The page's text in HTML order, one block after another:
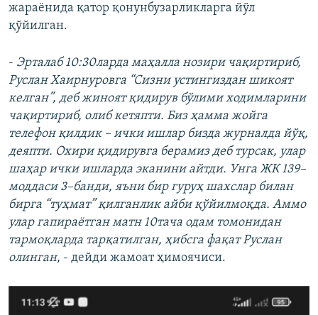
жараёнида қатор қонунбузарликларга йўл
қўйилган.
- Эрталаб 10:30ларда маҳалла нозири чақиртириб,
Руслан Хаирнуровга “Сизни устингиздан шикоят
келган”, деб жиноят қидирув бўлими ходимларини
чақиртириб, олиб кетяпти. Биз ҳамма жойга
телефон қилдик – ички ишлар бизда журналда йўқ,
деяпти. Охири қидирувга берамиз деб турсак, улар
шаҳар ички ишларда эканини айтди. Унга ЖК 139–
моддаси 3–банди, яъни бир гуруҳ шахслар билан
бирга “туҳмат” қилганлик айби қўйилмоқда. Аммо
улар гапираётган матн 10тача одам томонидан
тармоқларда тарқатилган, ҳибсга фақат Руслан
олинган, - дейди жамоат ҳимоячиси.